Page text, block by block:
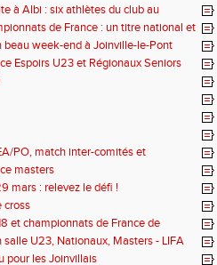
à Albi : six athlètes du club au
de France : un titre national et
beau week-end à Joinville-le-Pont
Espoirs U23 et Régionaux Seniors
PO, match inter-comités et
BE/MI
masters
mars : relevez le défi !
cross
et championnats de France de
U23, Nationaux, Masters - LIFA
pour les Joinvillais